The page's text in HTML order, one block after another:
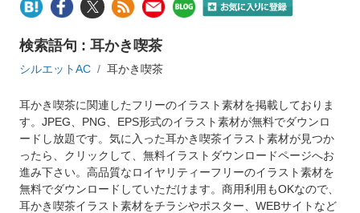
検索語句 : 耳かき喫茶
シルエットAC 耳かき喫茶
耳かき喫茶に関連したフリーのイラスト素材を掲載しておりま
す。JPEG、PNG、EPS形式のイラスト素材が無料でダウンロ
ードし放題です。気に入った耳かき喫茶イラスト素材が見つか
ったら、クリックして、無料イラストダウンロードページへお
進み下さい。高品質なロイヤリティーフリーのイラスト素材を
無料でダウンロードしていただけます。商用利用もOKなので、
耳かき喫茶イラスト素材をチラシやポスター、WEBサイトなど